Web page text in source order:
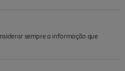
sempre a informação que